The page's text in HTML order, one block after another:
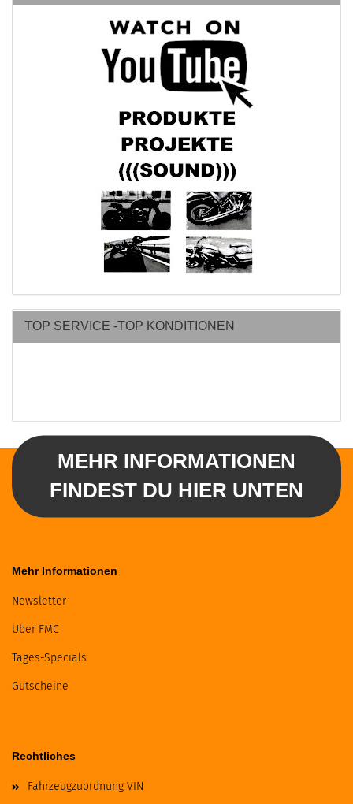
TOP SERVICE -TOP KONDITIONEN
MEHR INFORMATIONEN
FINDEST DU HIER UNTEN
Mehr Informationen
Newsletter
Über FMC
Tages-Specials
Gutscheine
Rechtliches
Fahrzeugzuordnung VIN